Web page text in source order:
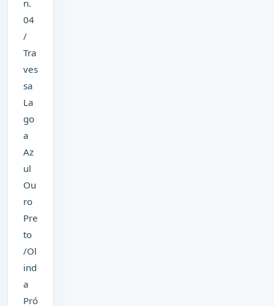
n.
04
/
Tra
ves
sa
La
go
a
Az
ul
Ou
ro
Pre
to
/Ol
ind
a
Pró